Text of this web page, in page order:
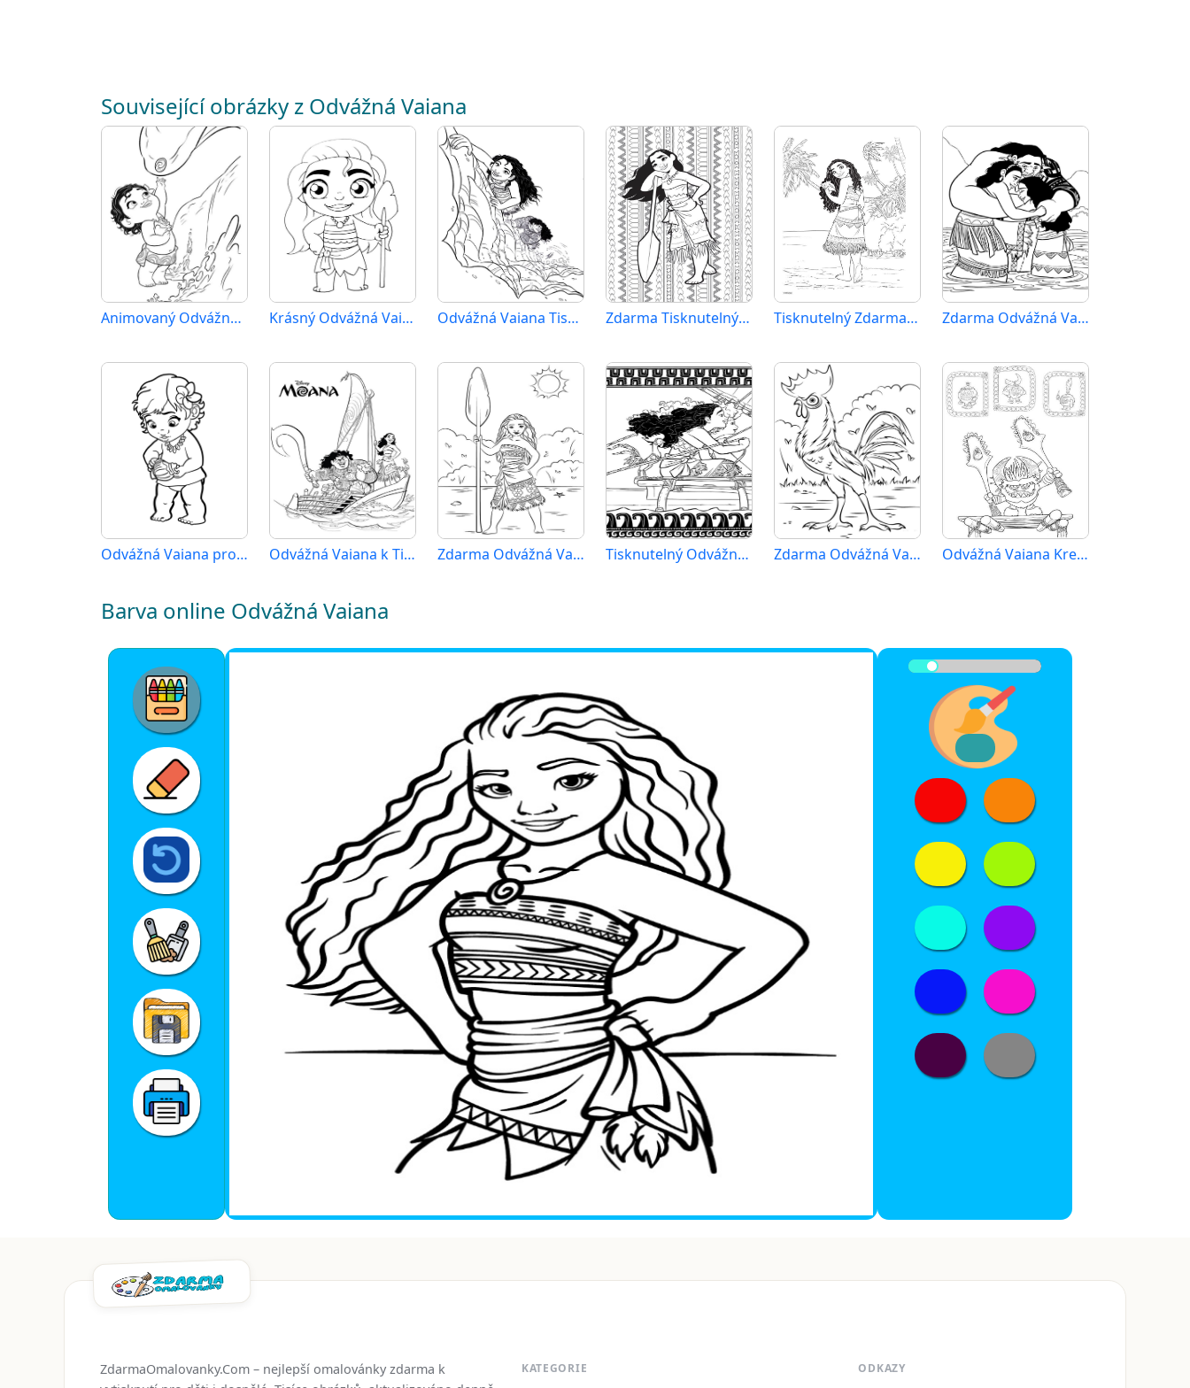
Související obrázky z Odvážná Vaiana
Animovaný Odvážná Vaiana Krásný Odvážná Vaiana Odvážná Vaiana Tisknutelný Zdarma Zdarma Tisknutelný Odvážná Vaiana Tisknutelný Zdarma Odvážná Vaiana Zdarma Odvážná Vaiana
Odvážná Vaiana pro 5leté Děti Odvážná Vaiana k Tisku Zdarma Odvážná Vaiana Vymalovatelné Tisknutelný Odvážná Vaiana Obrázek pro Děti Zdarma Odvážná Vaiana pro Malé Děti Odvážná Vaiana Kreslený
Barva online Odvážná Vaiana
ZdarmaOmalovanky.Com – nejlepší omalovánky zdarma k
KATEGORIE ODKAZY